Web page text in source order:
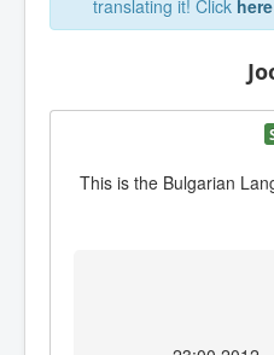
translating it! Click here
This is the Bulgarian